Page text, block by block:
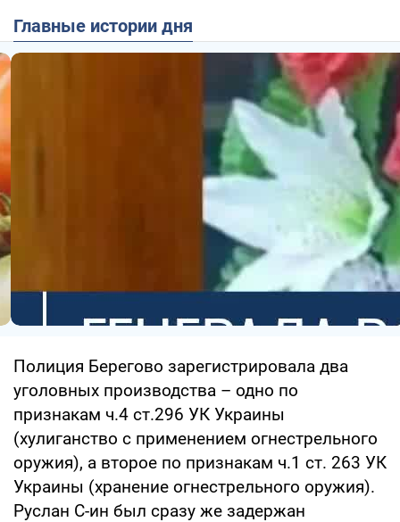
Главные истории дня
Полиция Берегово зарегистрировала два
уголовных производства – одно по
признакам ч.4 ст.296 УК Украины
(хулиганство с применением огнестрельного
оружия), а второе по признакам ч.1 ст. 263 УК
Украины (хранение огнестрельного оружия).
Руслан С-ин был сразу же задержан